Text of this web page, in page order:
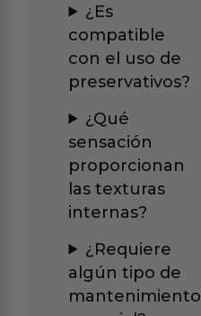
¿Es
compatible
con el uso de
preservativos?
¿Qué
sensación
proporcionan
las texturas
internas?
¿Requiere
algún tipo de
mantenimiento